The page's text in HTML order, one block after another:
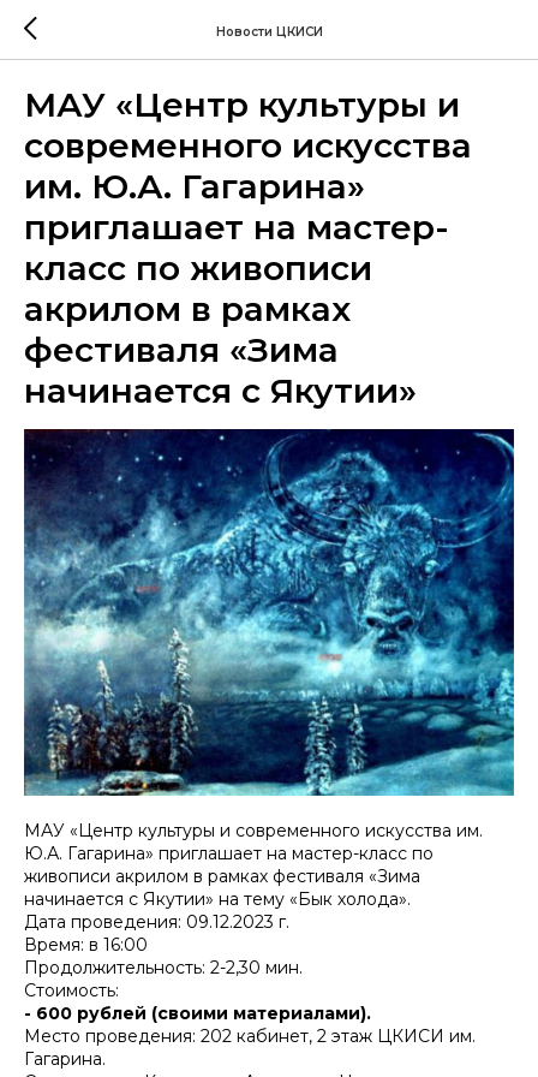
Новости ЦКИСИ
МАУ «Центр культуры и
современного искусства
им. Ю.А. Гагарина»
приглашает на мастер-
класс по живописи
акрилом в рамках
фестиваля «Зима
начинается с Якутии»
МАУ «Центр культуры и современного искусства им.
Ю.А. Гагарина» приглашает на мастер-класс по
живописи акрилом в рамках фестиваля «Зима
начинается с Якутии» на тему «Бык холода».
Дата проведения: 09.12.2023 г.
Время: в 16:00
Продолжительность: 2-2,30 мин.
Стоимость:
- 600 рублей (своими материалами).
Место проведения: 202 кабинет, 2 этаж ЦКИСИ им.
Гагарина.